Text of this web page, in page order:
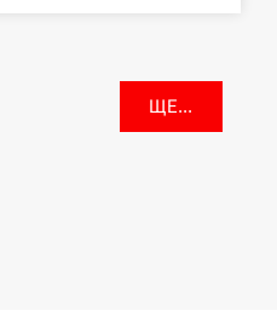
ЩЕ...